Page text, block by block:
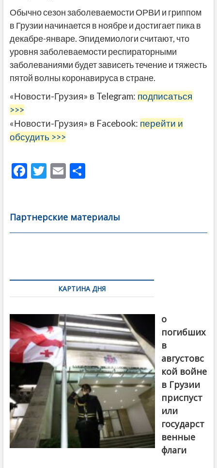
Обычно сезон заболеваемости ОРВИ и гриппом
в Грузии начинается в ноябре и достигает пика в
декабре-январе. Эпидемиологи считают, что
уровня заболеваемости респираторными
заболеваниями будет зависеть течение и тяжесть
пятой волны коронавируса в стране.
«Новости-Грузия» в Telegram: подписаться
>>>
«Новости-Грузия» в Facebook: перейти и
обсудить >>>
F
b
o
T
er
E
l
О
а
в
Партнерские материалы
по
записямКАРТИНА ДНЯ
о
погибших
в
августовс
кой войне
в Грузии
приспуст
или
государст
венные
флаги